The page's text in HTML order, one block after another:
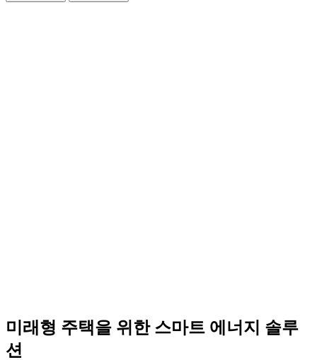
미래형 주택을 위한 스마트 에너지 솔루
션